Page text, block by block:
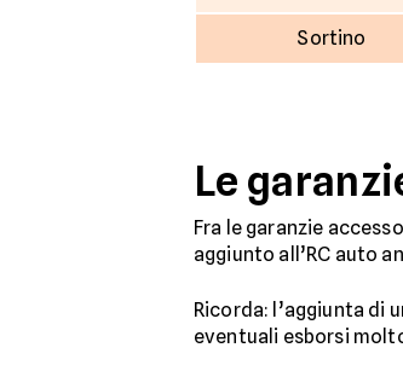
Sortino
Le
Fra le garanzie
aggiunto all’RC auto
Ricorda: l’aggiunta di
eventuali esborsi